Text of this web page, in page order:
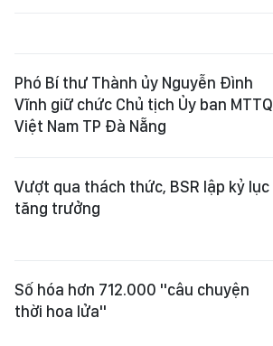
Phó Bí thư Thành ủy Nguyễn Đình
Vĩnh giữ chức Chủ tịch Ủy ban MTTQ
Việt Nam TP Đà Nẵng
Vượt qua thách thức, BSR lập kỷ lục
tăng trưởng
Số hóa hơn 712.000 "câu chuyện
thời hoa lửa"